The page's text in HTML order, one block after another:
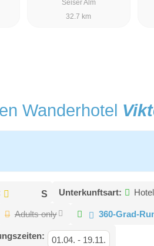
Seiser Alm
32.7 km
Wanderhotel
Unterkunftsart: Hotel
Adults only 360-Grad-
01.04. - 19.11.